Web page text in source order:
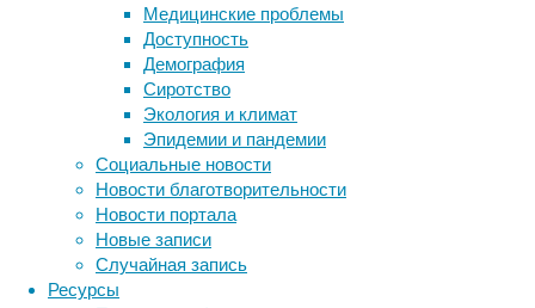
Медицинские проблемы
Доступность
Демография
Сиротство
Экология и климат
Эпидемии и пандемии
Социальные новости
Новости благотворительности
Новости портала
Новые записи
Случайная запись
Ресурсы
способ
регенерации
роговичной
ткани
человеческого
глаза.